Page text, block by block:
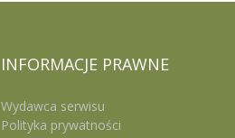
INFORMACJE PRAWNE
Wydawca serwisu
Polityka prywatności